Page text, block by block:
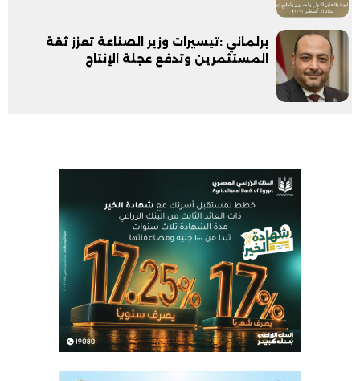
برلماني :تيسيرات وزير الصناعة تعزز ثقة
المستثمرين وتدفع عجلة الإنتاج